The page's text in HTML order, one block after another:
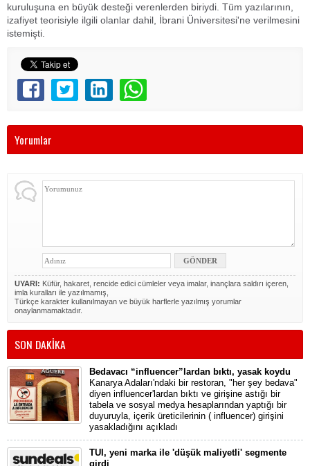
kuruluşuna en büyük desteği verenlerden biriydi. Tüm yazılarının,
izafiyet teorisiyle ilgili olanlar dahil, İbrani Üniversitesi'ne verilmesini
istemişti.
Yorumlar
UYARI: Küfür, hakaret, rencide edici cümleler veya imalar, inançlara saldırı içeren,
imla kuralları ile yazılmamış,
Türkçe karakter kullanılmayan ve büyük harflerle yazılmış yorumlar
onaylanmamaktadır.
SON DAKİKA
Bedavacı “influencer”lardan bıktı, yasak koydu
Kanarya Adaları'ndaki bir restoran, "her şey bedava"
diyen influencer'lardan bıktı ve girişine astığı bir
tabela ve sosyal medya hesaplarından yaptığı bir
duyuruyla, içerik üreticilerinin ( influencer) girişini
yasakladığını açıkladı
TUI, yeni marka ile 'düşük maliyetli' segmente
girdi